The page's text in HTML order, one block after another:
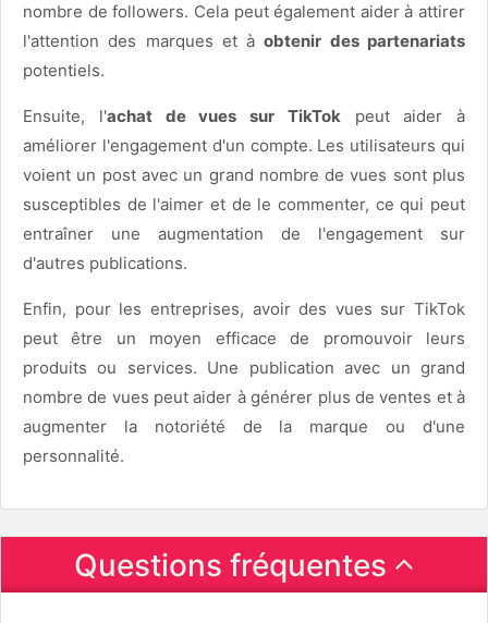
nombre de followers. Cela peut également aider à attirer
l'attention des marques et àobtenir des partenariats
potentiels.
Ensuite, l'achat de vues sur TikTokpeut aider à
améliorer l'engagement d'un compte. Les utilisateurs qui
voient un post avec un grand nombre de vues sont plus
susceptibles de l'aimer et de le commenter, ce qui peut
entraîner une augmentation de l'engagement sur
d'autres publications.
Enfin, pour les entreprises, avoir des vues sur TikTok
peut être un moyen efficace de promouvoir leurs
produits ou services. Une publication avec un grand
nombre de vues peut aider à générer plus de ventes et à
augmenter la notoriété de la marque ou d'une
personnalité.
Questions fréquentes